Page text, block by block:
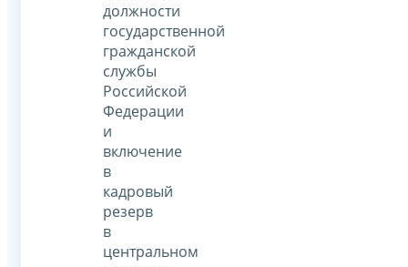
должности
государственной
гражданской
службы
Российской
Федерации
и
включение
в
кадровый
резерв
в
центральном